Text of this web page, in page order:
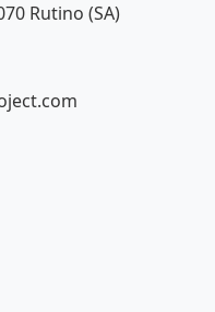
Rutino (SA)